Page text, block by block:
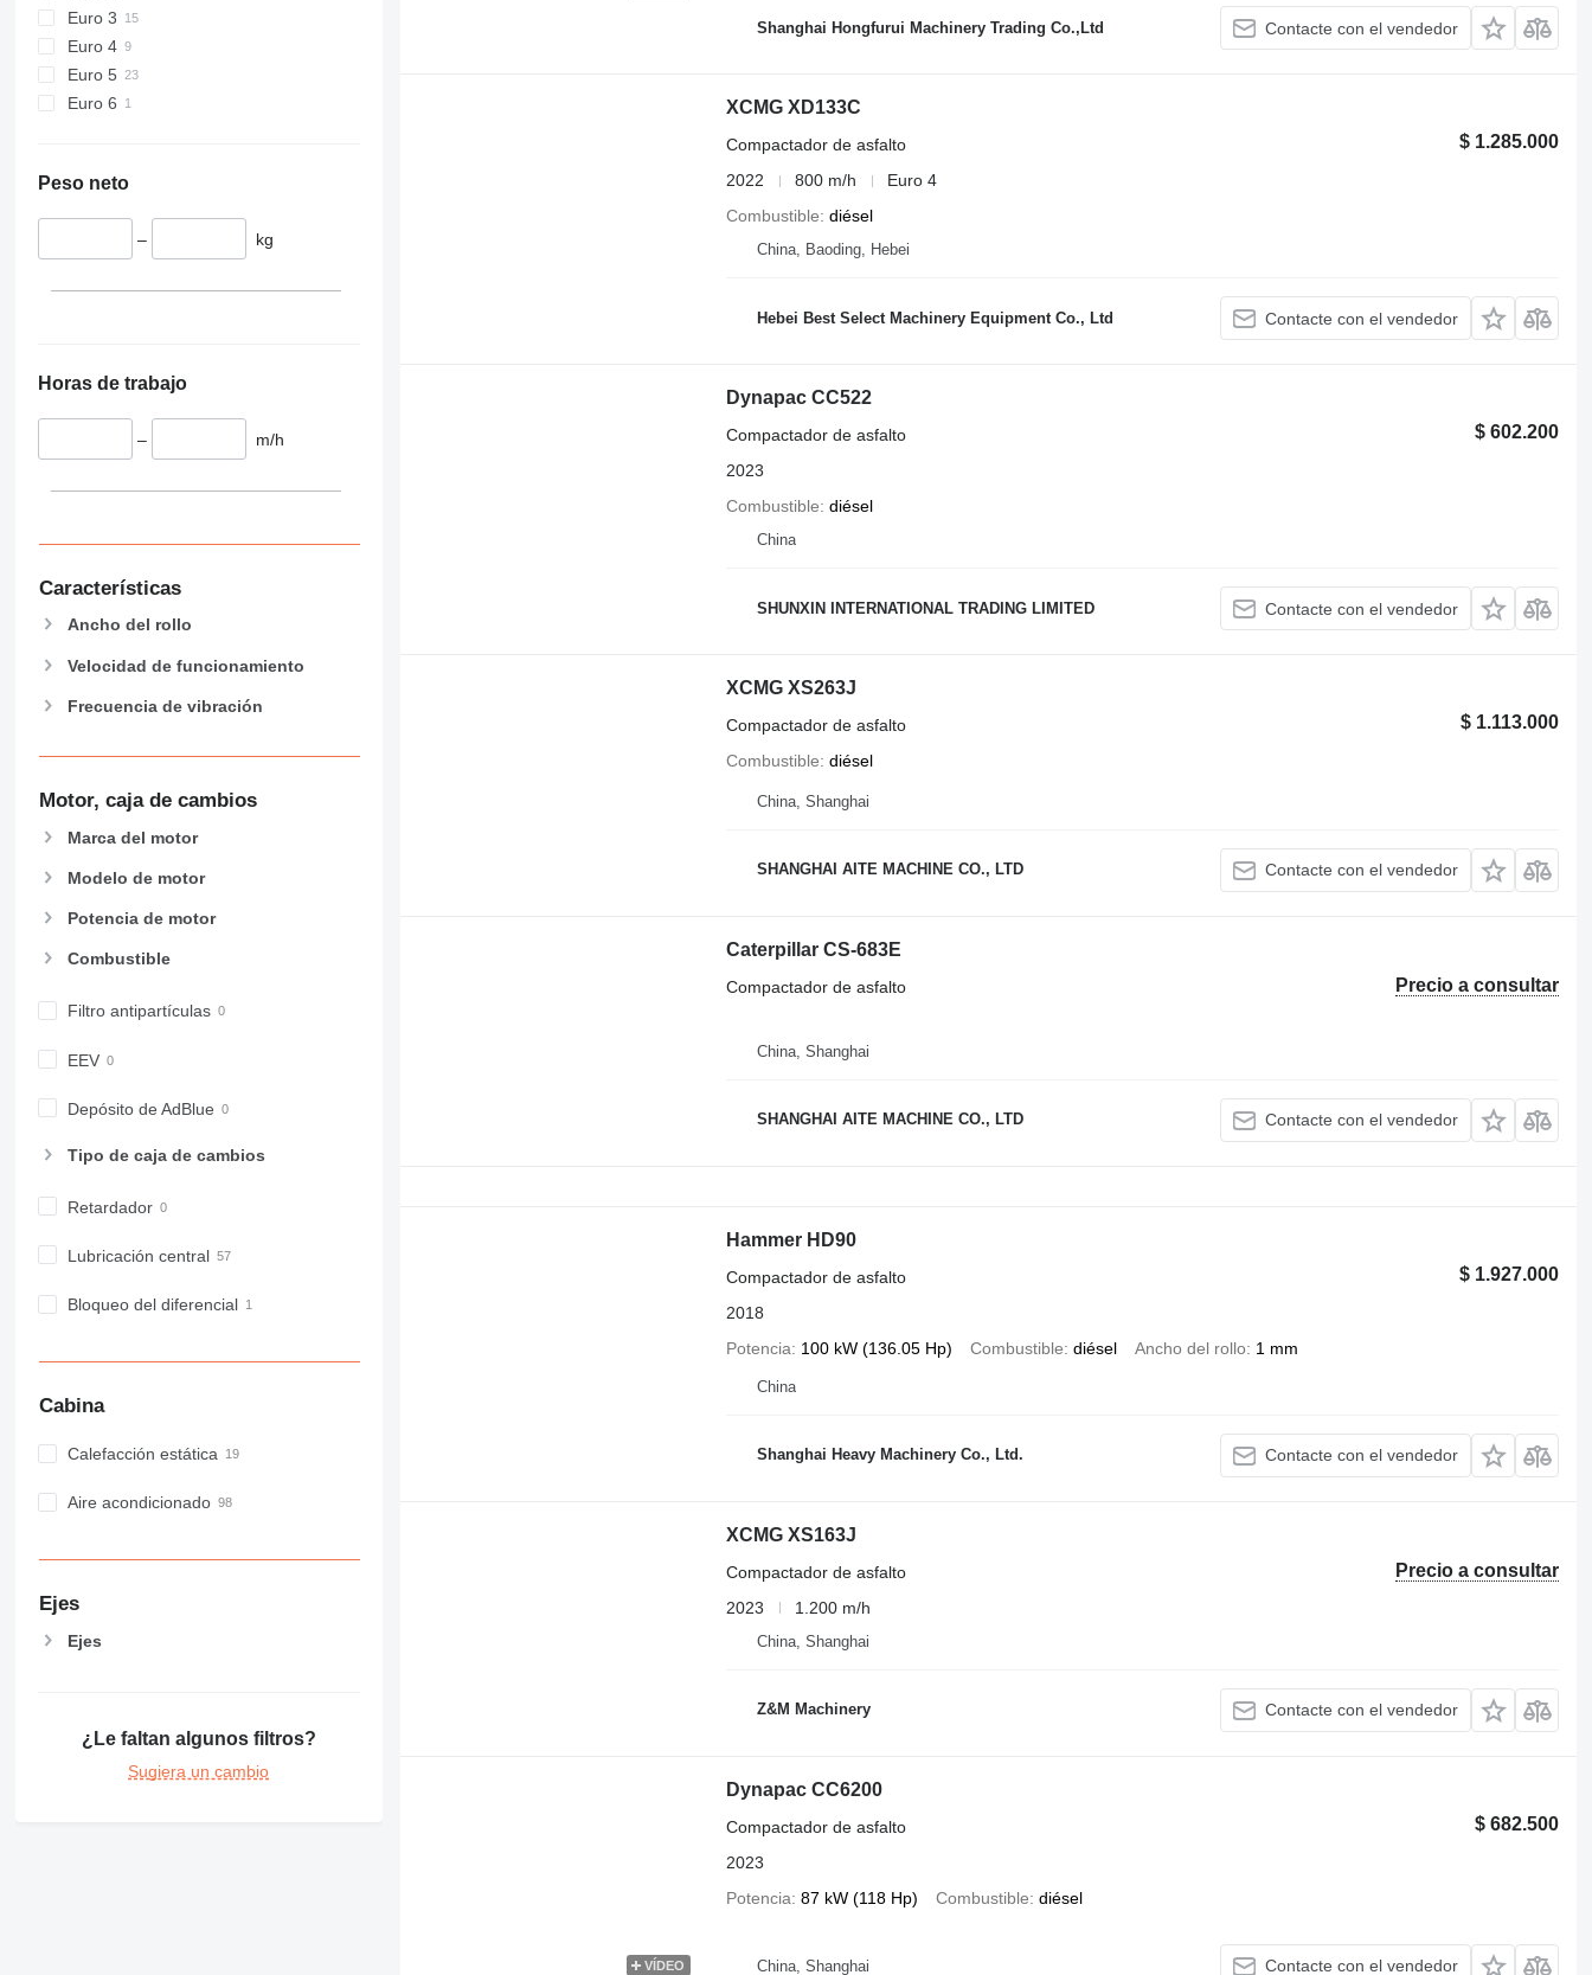
Euro 3
Euro 4
Euro 5
Euro 6
Peso neto
– kg
Horas de trabajo
– m/h
Características
Ancho del rollo
Velocidad de funcionamiento
Frecuencia de vibración
Motor, caja de cambios
Marca del motor
Modelo de motor
Potencia de motor
Combustible
Filtro antipartículas
EEV
Depósito de AdBlue
Tipo de caja de cambios
Retardador
Lubricación central
Bloqueo del diferencial
Cabina
Calefacción estática
Aire acondicionado
Ejes
Ejes
¿Le faltan algunos filtros?
Sugiera un cambio
Shanghai Hongfurui Machinery Trading Co.,Ltd Contacte con el vendedor
XCMG XD133C
$ 1.285.000
Compactador de asfalto
2022
800 m/h
Euro 4
Combustible diésel
China, Baoding, Hebei
Hebei Best Select Machinery Equipment Co., Ltd Contacte con el vendedor
Dynapac CC522
$ 602.200
Compactador de asfalto
2023
Combustible diésel
China
SHUNXIN INTERNATIONAL TRADING LIMITED Contacte con el vendedor
XCMG XS263J
$ 1.113.000
Compactador de asfalto
Combustible diésel
China, Shanghai
SHANGHAI AITE MACHINE CO., LTD Contacte con el vendedor
Caterpillar CS-683E
Precio a consultar
Compactador de asfalto
China, Shanghai
SHANGHAI AITE MACHINE CO., LTD Contacte con el vendedor
Hammer HD90
$ 1.927.000
Compactador de asfalto
2018
Potencia
100 kW (136.05 Hp) Combustible diésel Ancho del rollo 1 mm
China
Shanghai Heavy Machinery Co., Ltd. Contacte con el vendedor
XCMG XS163J
Precio a consultar
Compactador de asfalto
2023
1.200 m/h
China, Shanghai
Z&M Machinery Contacte con el vendedor
VÍDEO
Dynapac CC6200
$ 682.500
Compactador de asfalto
2023
Potencia 87 kW (118 Hp) Combustible diésel
China, Shanghai Contacte con el vendedor